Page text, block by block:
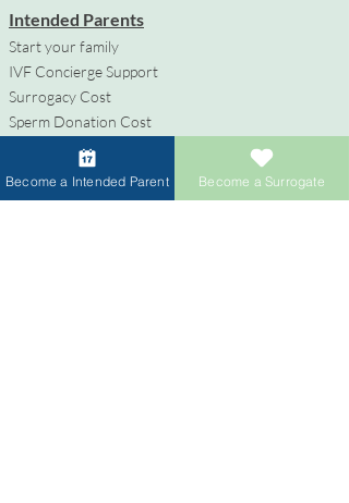
Intended Parents
Start your family
IVF Concierge Support
Surrogacy Cost
Sperm Donation Cost
Egg Donation Cost
Surrogacy for Gay Couples
HIV and Surrogacy​
Become a Intended Parent Become a Surrogate